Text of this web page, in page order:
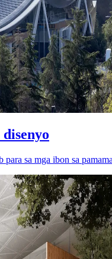
para sa mga ibon sa